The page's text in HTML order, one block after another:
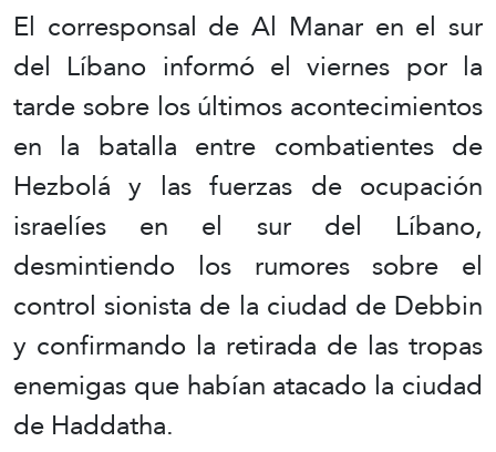
El corresponsal de Al Manar en el sur
del Líbano informó el viernes por la
tarde sobre los últimos acontecimientos
en la batalla entre combatientes de
Hezbolá y las fuerzas de ocupación
israelíes en el sur del Líbano,
desmintiendo los rumores sobre el
control sionista de la ciudad de Debbin
y confirmando la retirada de las tropas
enemigas que habían atacado la ciudad
de Haddatha.